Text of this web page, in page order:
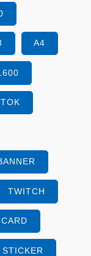
A4
TWITCH